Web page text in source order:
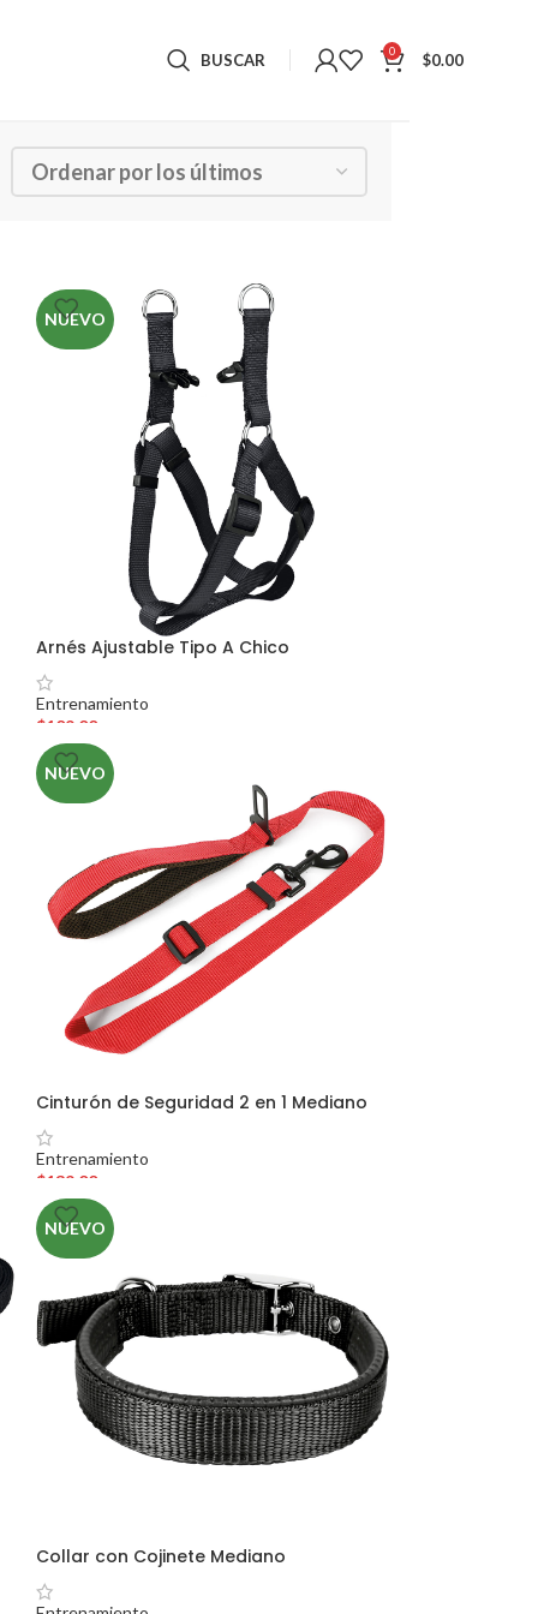
BUSCAR 0 $0.00
NUEVO
Arnés Ajustable Tipo A Chico
Entrenamiento
$109.00
NUEVO
Cinturón de Seguridad 2 en 1 Mediano
Entrenamiento
$139.00
NUEVO
Collar con Cojinete Mediano